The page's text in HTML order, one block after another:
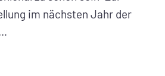
im nächsten Jahr der